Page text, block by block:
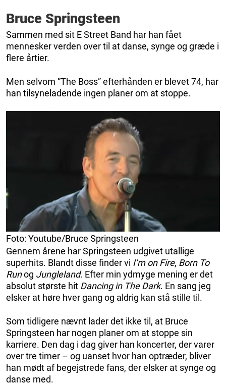
Bruce Springsteen
Sammen med sit E Street Band har han fået
mennesker verden over til at danse, synge og græde i
flere årtier.
Men selvom “The Boss” efterhånden er blevet 74, har
han tilsyneladende ingen planer om at stoppe.
Foto: Youtube/Bruce Springsteen
Gennem årene har Springsteen udgivet utallige
superhits. Blandt disse finder vi I’m on Fire, Born To
Runog Jungleland. Efter min ydmyge mening er det
absolut største hit Dancing in The Dark. En sang jeg
elsker at høre hver gang og aldrig kan stå stille til.
Som tidligere nævnt lader det ikke til, at Bruce
Springsteen har nogen planer om at stoppe sin
karriere. Den dag i dag giver han koncerter, der varer
over tre timer – og uanset hvor han optræder, bliver
han mødt af begejstrede fans, der elsker at synge og
danse med.